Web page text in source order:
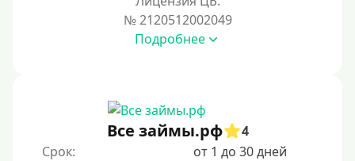
№ 2120512002049
Подробнее
Все займы.рф
4
Срок:
от 1 до 30 дней